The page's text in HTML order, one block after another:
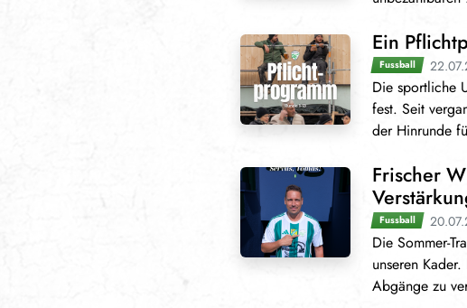
Ein
Fussball
Die sportliche
fest. Seit
der Hinrunde
Frischer
Fussball
Die Sommer-
unseren
Abgänge zu